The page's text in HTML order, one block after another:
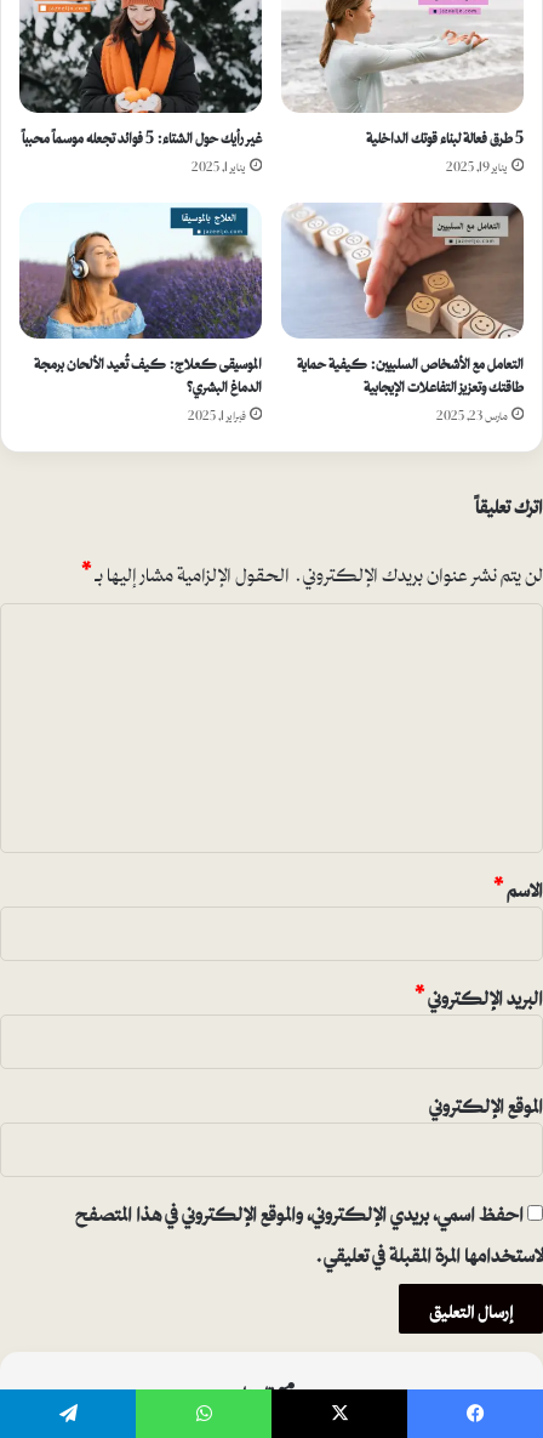
5 طرق فعالة لبناء قوتك الداخلية
يناير 19, 2025
غير رأيك حول الشتاء: 5 فوائد تجعله موسماً محبباً
يناير 1, 2025
التعامل مع الأشخاص السلبيين: كيفية حماية
طاقتك وتعزيز التفاعلات الإيجابية
مارس 23, 2025
الموسيقى كعلاج: كيف تُعيد الألحان برمجة
الدماغ البشري؟
فبراير 1, 2025
اترك تعليقاً
لن يتم نشر عنوان بريدك الإلكتروني.الحقول الإلزامية مشار إليها بـ*
ا
ق
*
الاسم*
البريد الإلكتروني*
الموقع الإلكتروني
احفظ اسمي، بريدي الإلكتروني، والموقع الإلكتروني في هذا المتصفح
لاستخدامها المرة المقبلة في تعليقي.
تابعنا